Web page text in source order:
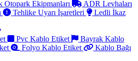
Otopark Ekipmanları
ADR Levhaları
Tehlike Uyarı İşaretleri
Ledli İkaz
Pvc Kablo Etiket
Bayrak Kablo
Folyo Kablo Etiket
Kablo Bağı